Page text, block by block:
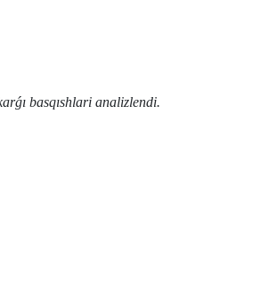
basqıshlari analizlendi.